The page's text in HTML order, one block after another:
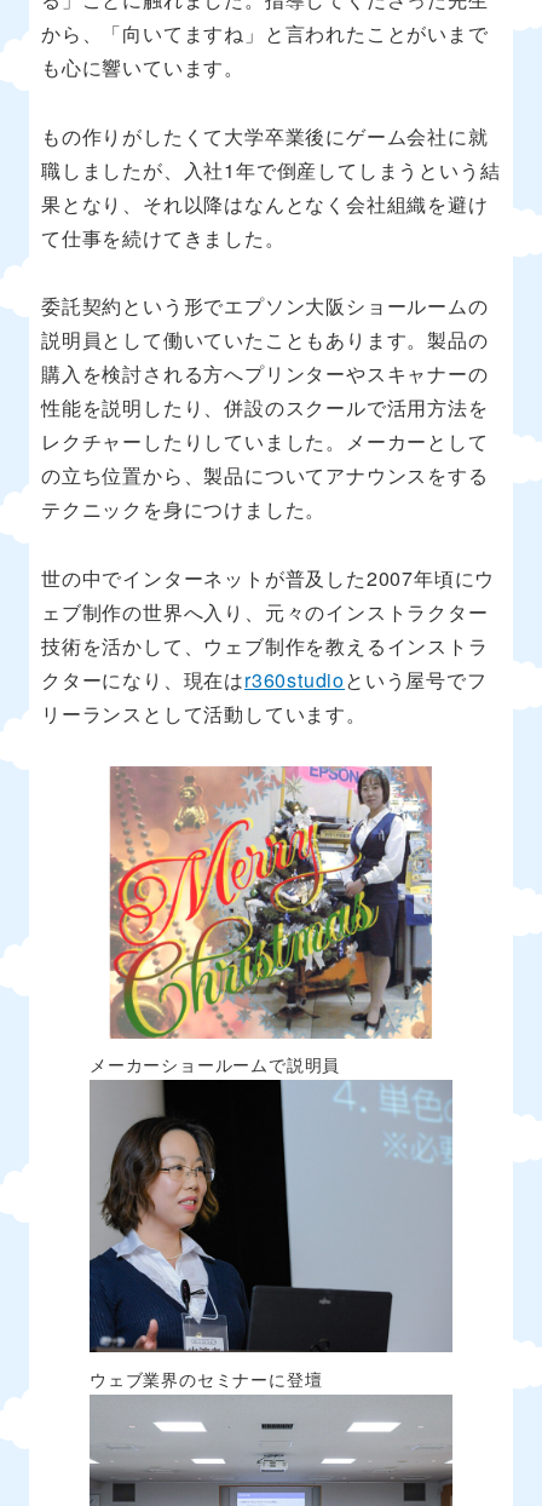
から、「向いてますね」と言われたことがいまで
も心に響いています。
もの作りがしたくて大学卒業後にゲーム会社に就
職しましたが、入社1年で倒産してしまうという結
果となり、それ以降はなんとなく会社組織を避け
て仕事を続けてきました。
委託契約という形でエプソン大阪ショールームの
説明員として働いていたこともあります。製品の
購入を検討される方へプリンターやスキャナーの
性能を説明したり、併設のスクールで活用方法を
レクチャーしたりしていました。メーカーとして
の立ち位置から、製品についてアナウンスをする
テクニックを身につけました。
世の中でインターネットが普及した2007年頃にウ
ェブ制作の世界へ入り、元々のインストラクター
技術を活かして、ウェブ制作を教えるインストラ
クターになり、現在はr360studioという屋号でフ
リーランスとして活動しています。
メーカーショールームで説明員
ウェブ業界のセミナーに登壇